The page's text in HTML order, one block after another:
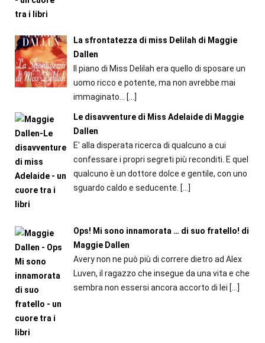
La sfrontatezza di miss Delilah di Maggie
Dallen
Il piano di Miss Delilah era quello di sposare un
uomo ricco e potente, ma non avrebbe mai
immaginato... […]
Le disavventure di Miss Adelaide di Maggie
Dallen
E' alla disperata ricerca di qualcuno a cui
confessare i propri segreti più reconditi. E quel
qualcuno è un dottore dolce e gentile, con uno
sguardo caldo e seducente. […]
Ops! Mi sono innamorata … di suo fratello! di
Maggie Dallen
Avery non ne può più di correre dietro ad Alex
Luven, il ragazzo che insegue da una vita e che
sembra non essersi ancora accorto di lei […]